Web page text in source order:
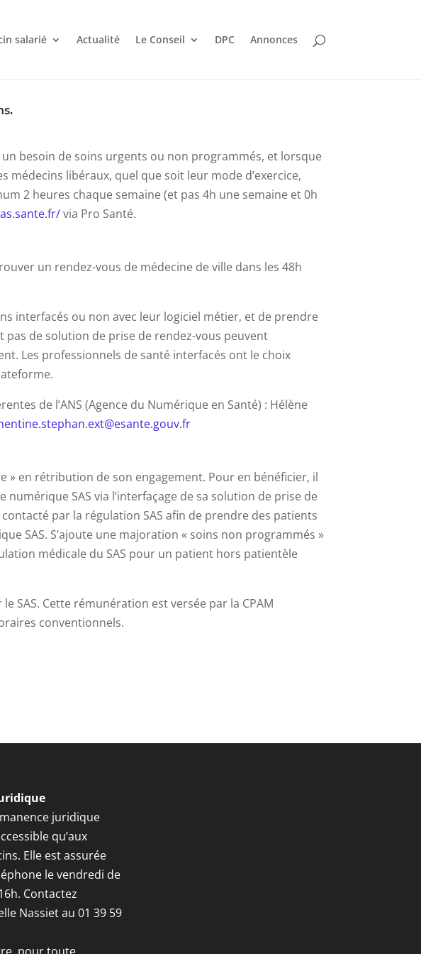
salarié Actualité Le Conseil DPC Annonces
un besoin de soins urgents ou non programmés, et lorsque
médecins libéraux, quel que soit leur mode d’exercice,
2 heures chaque semaine (et pas 4h une semaine et 0h
via Pro Santé.
un rendez-vous de médecine de ville dans les 48h
interfacés ou non avec leur logiciel métier, et de prendre
pas de solution de prise de rendez-vous peuvent
Les professionnels de santé interfacés ont le choix
de l’ANS (Agence du Numérique en Santé) : Hélène
en rétribution de son engagement. Pour en bénéficier, il
SAS via l’interfaçage de sa solution de prise de
par la régulation SAS afin de prendre des patients
SAS. S’ajoute une majoration « soins non programmés »
médicale du SAS pour un patient hors patientèle
SAS. Cette rémunération est versée par la CPAM
conventionnels.
juridique
qu’aux
Elle est assurée
le vendredi de
Contactez
Nassiet au 01 39 59